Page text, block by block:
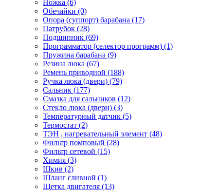
Ножка (6)
Обечайки (0)
Опора (суппорт) барабана (17)
Патрубок (28)
Подшипник (69)
Программатор (селектор программ) (1)
Пружина барабана (9)
Резина люка (67)
Ремень приводной (188)
Ручка люка (двери) (79)
Сальник (177)
Смазка для сальников (12)
Стекло люка (двери) (3)
Температурный датчик (5)
Термостат (2)
ТЭН , нагревательный элемент (48)
Фильтр помповый (28)
Фильтр сетевой (15)
Химия (3)
Шкив (2)
Шланг сливной (1)
Щетка двигателя (13)